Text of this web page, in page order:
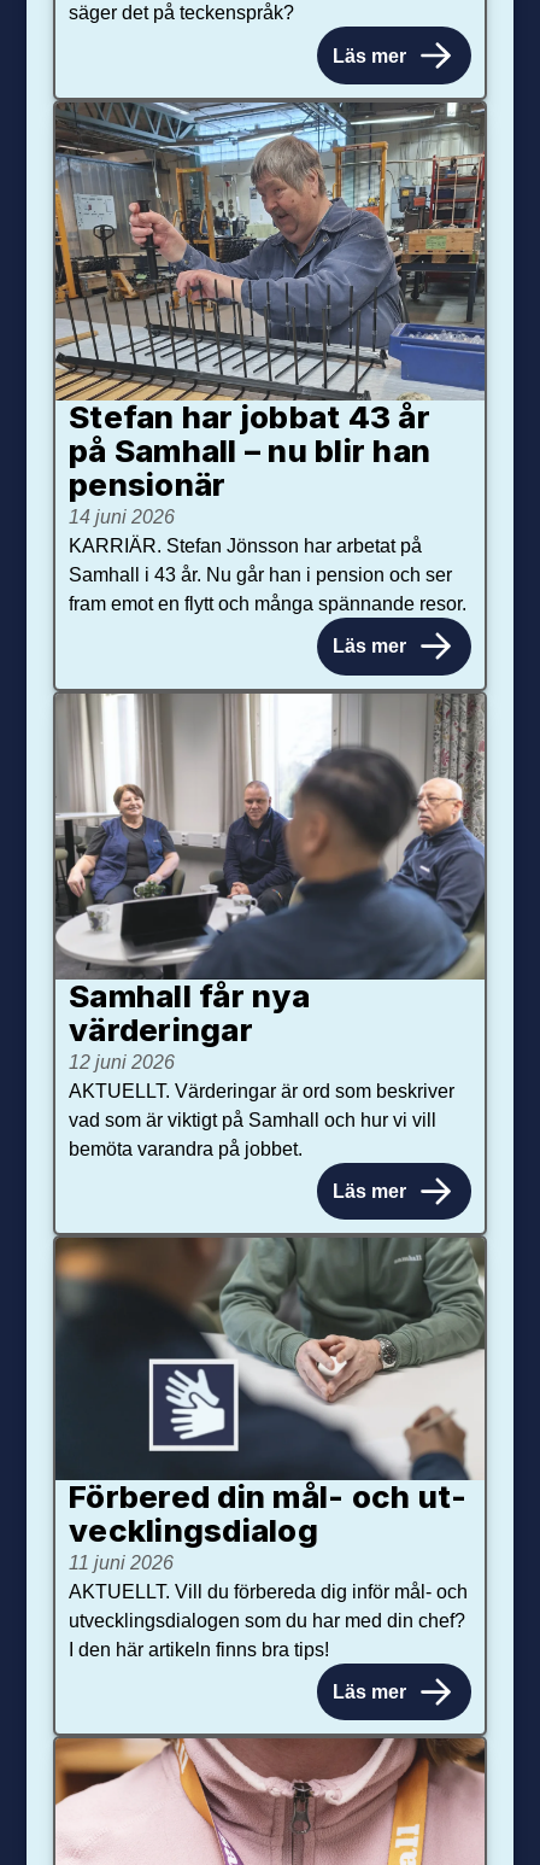
säger det på teckenspråk?
Läs mer
Stefan har jobbat 43 år
på Samhall – nu blir han
pensionär
14 juni 2026
KARRIÄR. Stefan Jönsson har arbetat på
Samhall i 43 år. Nu går han i pension och ser
fram emot en flytt och många spännande resor.
Läs mer
Samhall får nya
värdering­ar
12 juni 2026
AKTUELLT. Värderingar är ord som beskriver
vad som är viktigt på Samhall och hur vi vill
bemöta varandra på jobbet.
Läs mer
Förbered din mål- och ut­
veck­lings­dialog
11 juni 2026
AKTUELLT. Vill du förbereda dig inför mål- och
utvecklingsdialogen som du har med din chef?
I den här artikeln finns bra tips!
Läs mer